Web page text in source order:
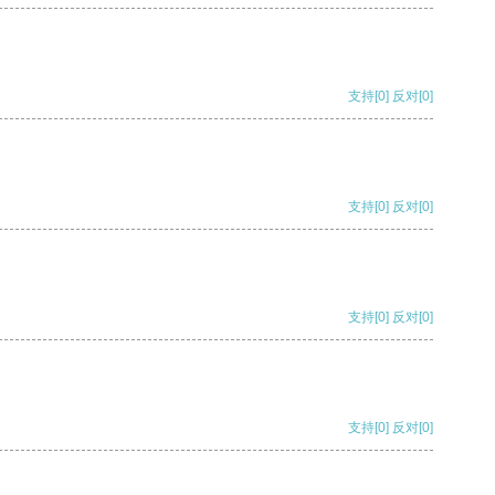
支持[0] 反对[0]
支持[0] 反对[0]
支持[0] 反对[0]
支持[0] 反对[0]